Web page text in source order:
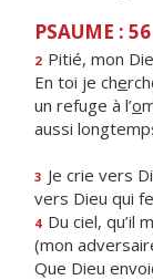
PSAUME : 56
2 Pitié, mon Die
En toi je che
un refuge à l’o
aussi
3 Je crie vers
vers Dieu qui
4 Du ciel, qu’il
(mon
Que Dieu